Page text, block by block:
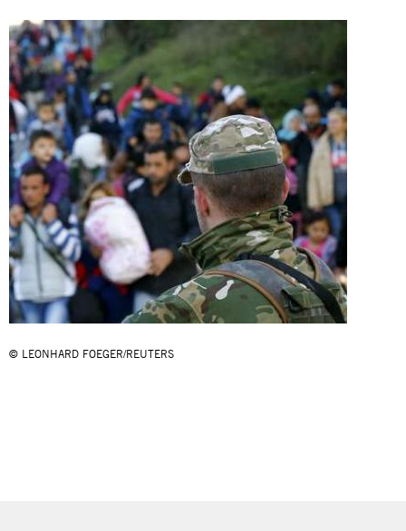
© LEONHARD FOEGER/REUTERS